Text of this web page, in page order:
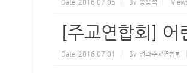
Date 2016.07.05 By 송용석
[주교연합회] 어
Date 2016.07.01 By 전라주교연합회